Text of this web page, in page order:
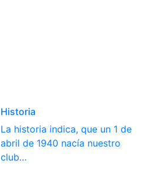
Historia
La historia indica, que un 1 de
abril de 1940 nacía nuestro
club…